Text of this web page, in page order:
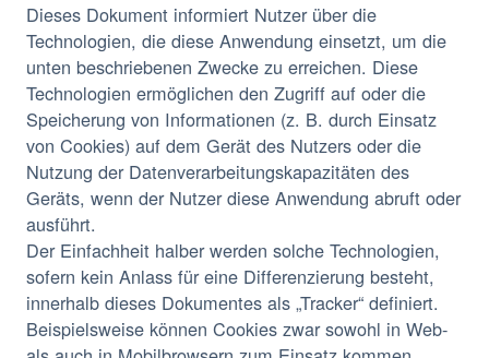
Dieses Dokument informiert Nutzer über die
Technologien, die diese Anwendung einsetzt, um die
unten beschriebenen Zwecke zu erreichen. Diese
Technologien ermöglichen den Zugriff auf oder die
Speicherung von Informationen (z. B. durch Einsatz
von Cookies) auf dem Gerät des Nutzers oder die
Nutzung der Datenverarbeitungskapazitäten des
Geräts, wenn der Nutzer diese Anwendung abruft oder
ausführt.
Der Einfachheit halber werden solche Technologien,
sofern kein Anlass für eine Differenzierung besteht,
innerhalb dieses Dokumentes als „Tracker“ definiert.
Beispielsweise können Cookies zwar sowohl in Web-